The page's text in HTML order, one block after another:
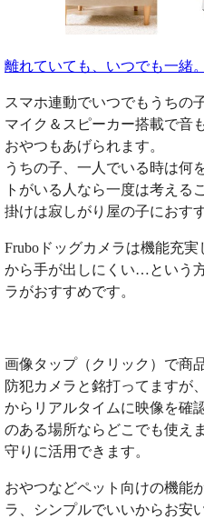
離れていても、いつでも一緒
スマホ連動でいつでもうちの
マイク＆スピーカー搭載で音
おやつもあげられます。
うちの子、一人でいる時は何
トがいる人なら一度は考える
掛けは寂しがり屋の子におす
Fruboドッグカメラは機能充
から手が出しにくい…という
ラがおすすめです。
画像タップ（クリック）で商
防犯カメラと銘打ってますが
からリアルタイムに映像を確
のある場所ならどこでも使え
守りに活用できます。
おやつなどペット向けの機能
ラ、シンプルでいいからお安